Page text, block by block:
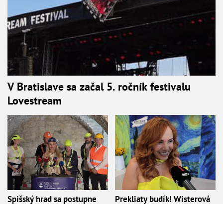
V Bratislave sa začal 5. ročník festivalu
Lovestream
Spišský hrad sa postupne Prekliaty budík! Wisterová